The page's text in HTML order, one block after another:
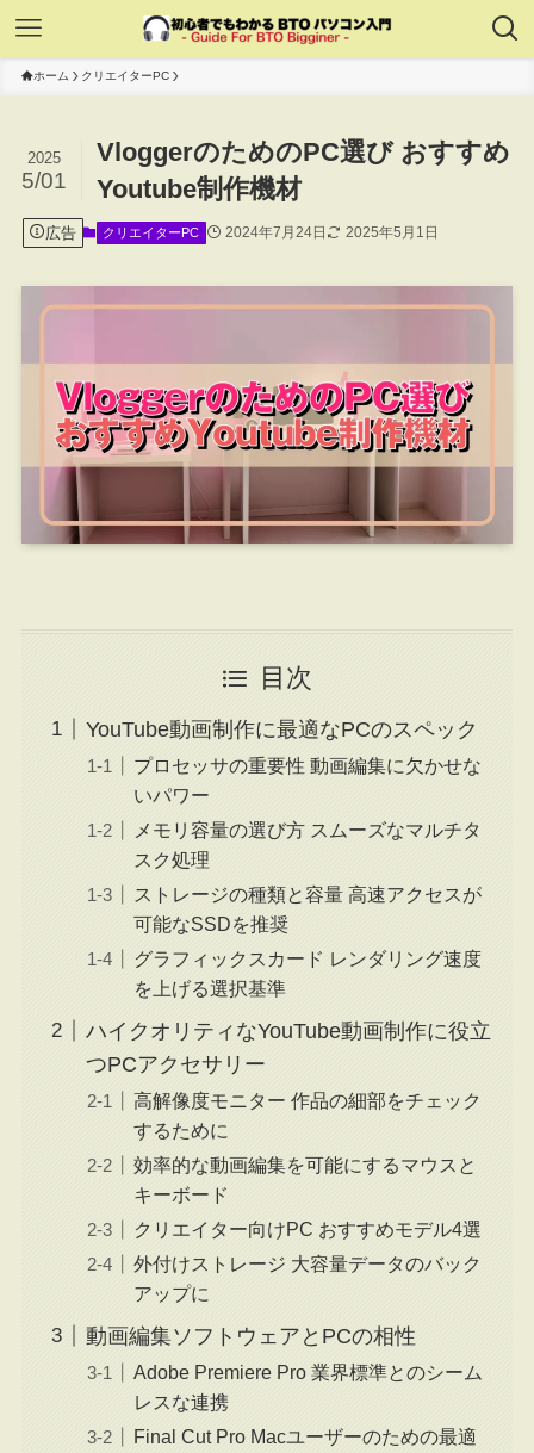
ホーム クリエイターPC
VloggerのためのPC選び おすすめ
Youtube制作機材
2025
5/01
広告 クリエイターPC 2024年7月24日 2025年5月1日
目次
YouTube動画制作に最適なPCのスペック
プロセッサの重要性 動画編集に欠かせな
いパワー
メモリ容量の選び方 スムーズなマルチタ
スク処理
ストレージの種類と容量 高速アクセスが
可能なSSDを推奨
グラフィックスカード レンダリング速度
を上げる選択基準
ハイクオリティなYouTube動画制作に役立
つPCアクセサリー
高解像度モニター 作品の細部をチェック
するために
効率的な動画編集を可能にするマウスと
キーボード
クリエイター向けPC おすすめモデル4選
外付けストレージ 大容量データのバック
アップに
動画編集ソフトウェアとPCの相性
Adobe Premiere Pro 業界標準とのシーム
レスな連携
Final Cut Pro Macユーザーのための最適